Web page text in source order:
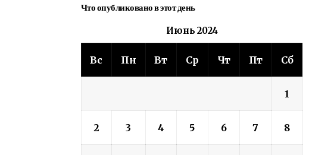
Что опубликовано в этот день
Июнь 2024
Вс Пн Вт Ср Чт Пт Сб
1
2 3 4 5 6 7 8